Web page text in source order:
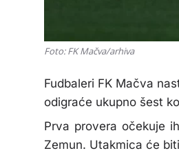
Foto: FK Mačva/arhiva
Fudbaleri FK Mačva
odigraće ukupno šest
Prva provera očekuje
Zemun. Utakmica će